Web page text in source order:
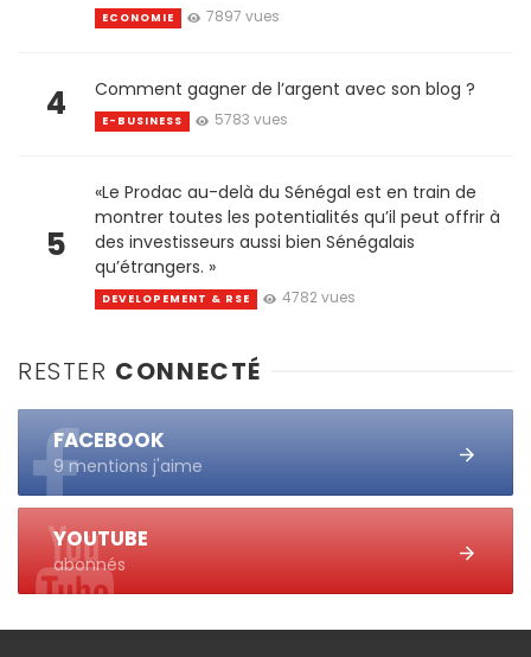
ECONOMIE 7897 vues
4 Comment gagner de l’argent avec son blog ?
E-BUSINESS 5783 vues
5
«Le Prodac au-delà du Sénégal est en train de
montrer toutes les potentialités qu’il peut offrir à
des investisseurs aussi bien Sénégalais
qu’étrangers. »
DEVELOPEMENT & RSE 4782 vues
RESTER CONNECTÉ
FACEBOOK
9 mentions j'aime
YOUTUBE
abonnés